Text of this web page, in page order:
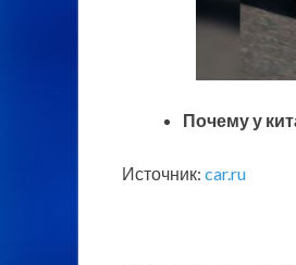
Почему у
Источник: car.ru